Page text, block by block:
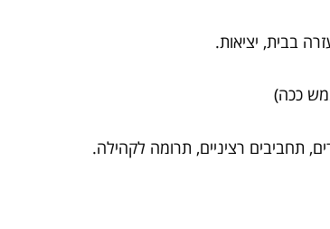
בבית, יציאות.
תחביבים רציניים, תרומה לקהילה.